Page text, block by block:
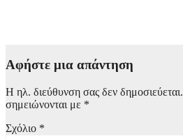
Αφήστε μια απάντηση
Η ηλ. διεύθυνση σας δεν δημοσιεύεται.
σημειώνονται με *
Σχόλιο *